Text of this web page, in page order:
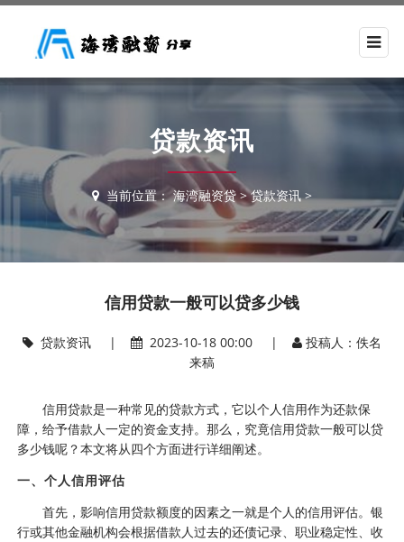
贷款资讯
当前位置：海湾融资贷 >贷款资讯>
信用贷款一般可以贷多少钱
贷款资讯| 2023-10-18 00:00 |
投稿人：佚名
来稿
信用贷款是一种常见的贷款方式，它以个人信用作为还款保
障，给予借款人一定的资金支持。那么，究竟信用贷款一般可以贷
多少钱呢？本文将从四个方面进行详细阐述。
一、个人信用评估
首先，影响信用贷款额度的因素之一就是个人的信用评估。银
行或其他金融机构会根据借款人过去的还债记录、职业稳定性、收